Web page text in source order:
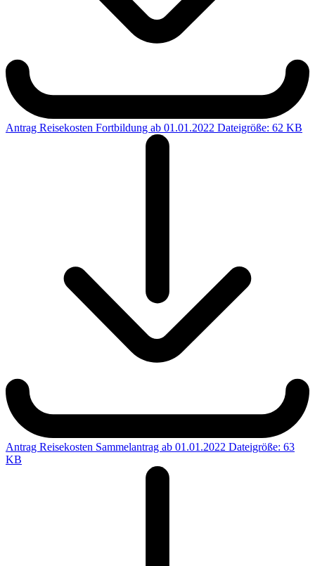
Antrag Reisekosten Fortbildung ab 01.01.2022 Dateigröße: 62 KB
Antrag Reisekosten Sammelantrag ab 01.01.2022 Dateigröße: 63
KB